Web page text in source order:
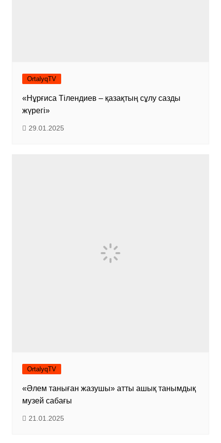
OrtalyqTV
«Нұрғиса Тілендиев – қазақтың сұлу сазды
жүрегі»
29.01.2025
OrtalyqTV
«Әлем таныған жазушы» атты ашық танымдық
музей сабағы
21.01.2025